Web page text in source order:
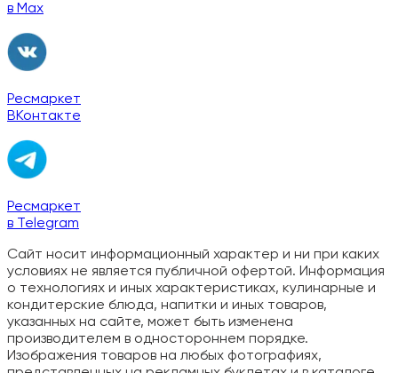
в Max
Ресмаркет
ВКонтакте
Ресмаркет
в Telegram
Сайт носит информационный характер и ни при каких
условиях не является публичной офертой. Информация
о технологиях и иных характеристиках, кулинарные и
кондитерские блюда, напитки и иных товаров,
указанных на сайте, может быть изменена
производителем в одностороннем порядке.
Изображения товаров на любых фотографиях,